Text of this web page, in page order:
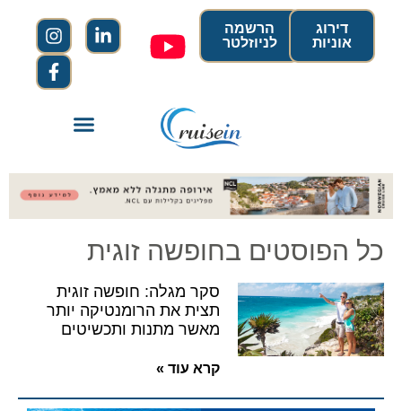
הרשמה
לניוזלטר
דירוג
אוניות
כל הפוסטים בחופשה זוגית
סקר מגלה: חופשה זוגית
תצית את הרומנטיקה יותר
מאשר מתנות ותכשיטים
קרא עוד »